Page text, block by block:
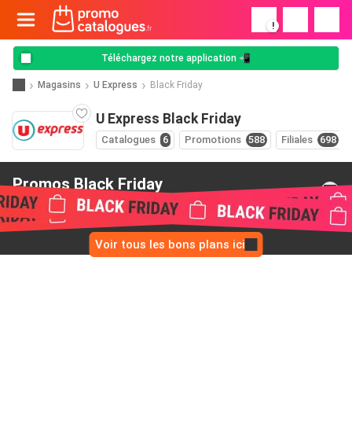
!
Téléchargez notre application 📲
Magasins U Express Black Friday
U Express Black Friday
Catalogues 6 Promotions 588 Filiales 698
Promos Black Friday
de U Express
Voir tous les bons plans ici